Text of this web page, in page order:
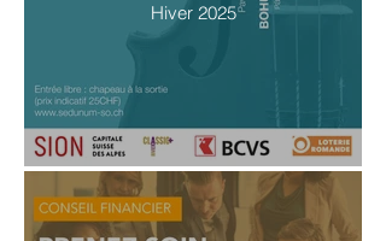
Hiver 2025